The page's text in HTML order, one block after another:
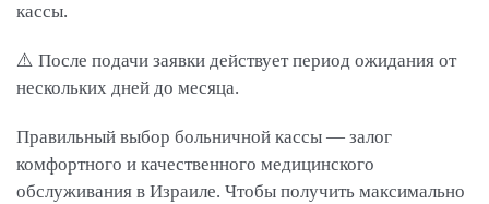
кассы.
⚠️ После подачи заявки действует период ожидания от
нескольких дней до месяца.
Правильный выбор больничной кассы — залог
комфортного и качественного медицинского
обслуживания в Израиле. Чтобы получить максимально